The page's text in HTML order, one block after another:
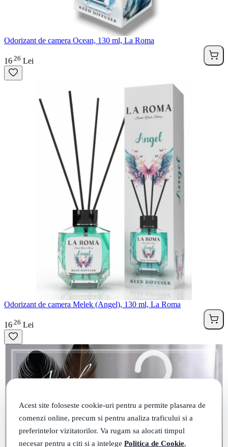
Acest site foloseste cookie-uri pentru a permite plasarea de
comenzi online, precum si pentru analiza traficului si a
preferintelor vizitatorilor. Va rugam sa alocati timpul
necesar pentru a citi si a intelege Politica de Cookie,
Odorizant de camera Ocean, 130 ml, La Roma
16 26 Lei
Odorizant de camera Melek (Angel), 130 ml, La Roma
16 26 Lei